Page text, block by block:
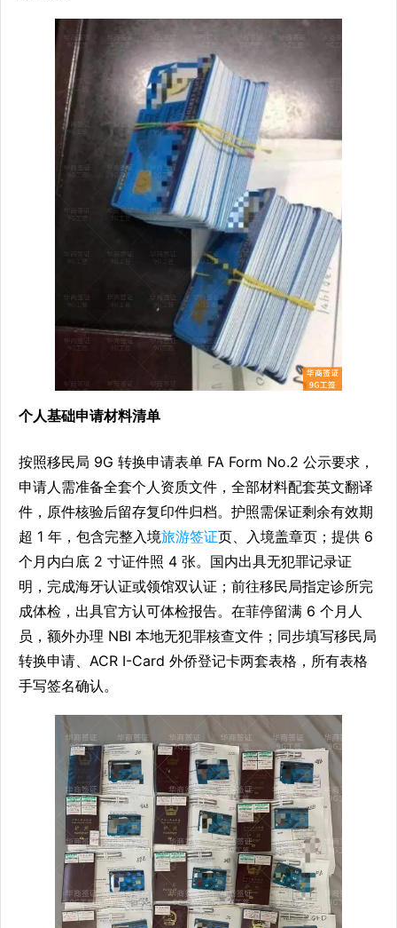
个人基础申请材料清单
按照移民局 9G 转换申请表单 FA Form No.2 公示要求，
申请人需准备全套个人资质文件，全部材料配套英文翻译
件，原件核验后留存复印件归档。护照需保证剩余有效期
超 1 年，包含完整入境旅游签证页、入境盖章页；提供 6
个月内白底 2 寸证件照 4 张。国内出具无犯罪记录证
明，完成海牙认证或领馆双认证；前往移民局指定诊所完
成体检，出具官方认可体检报告。在菲停留满 6 个月人
员，额外办理 NBI 本地无犯罪核查文件；同步填写移民局
转换申请、ACR I-Card 外侨登记卡两套表格，所有表格
手写签名确认。